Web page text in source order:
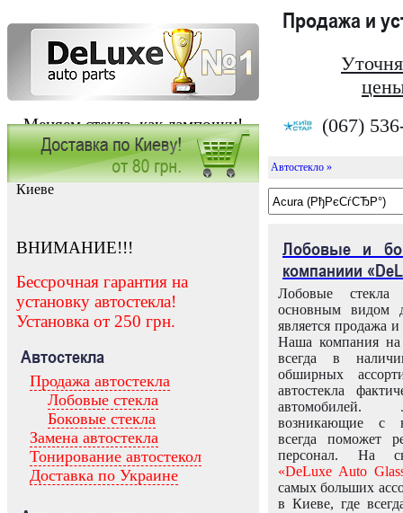
Меняем стекла, как лампочки!
Продажа и
(067)
Заказать установку автостекла в
Киеве
ВНИМАНИЕ!!!
Бессрочная гарантия на
установку автостекла!
Установка от 250 грн.
Автостекла
Продажа автостекла
Лобовые стекла
Боковые стекла
Замена автостекла
Тонирование автостекол
Доставка по Украине
Автостекло »
Лобовые и
компаниии
Лобовые
основным видом
является продажа и
Наша компания на
всегда в
обширных
автостекла
возникающие с
всегда поможет
персонал. На
«DeLuxe Auto
самых больших
в Киеве, где